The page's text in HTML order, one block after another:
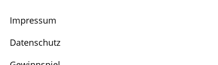
Impressum
Datenschutz